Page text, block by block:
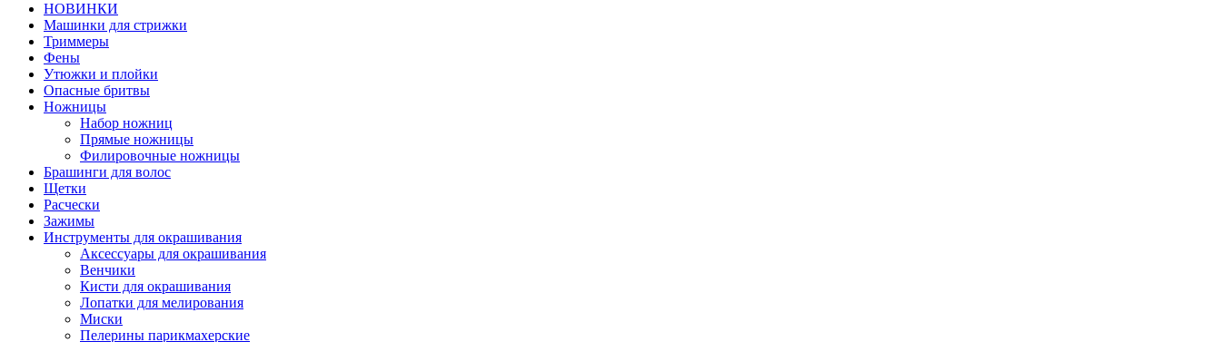
НОВИНКИ
Машинки для стрижки
Триммеры
Фены
Утюжки и плойки
Опасные бритвы
Ножницы
Набор ножниц
Прямые ножницы
Филировочные ножницы
Брашинги для волос
Щетки
Расчески
Зажимы
Инструменты для окрашивания
Аксессуары для окрашивания
Венчики
Кисти для окрашивания
Лопатки для мелирования
Миски
Пелерины парикмахерские